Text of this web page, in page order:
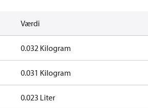
Værdi
0.032 Kilogram
0.031 Kilogram
0.023 Liter